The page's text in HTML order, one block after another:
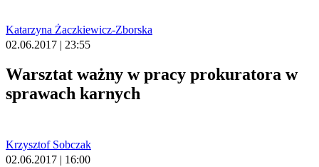
Katarzyna Żaczkiewicz-Zborska
02.06.2017 | 23:55
Warsztat ważny w pracy prokuratora w
sprawach karnych
Krzysztof Sobczak
02.06.2017 | 16:00